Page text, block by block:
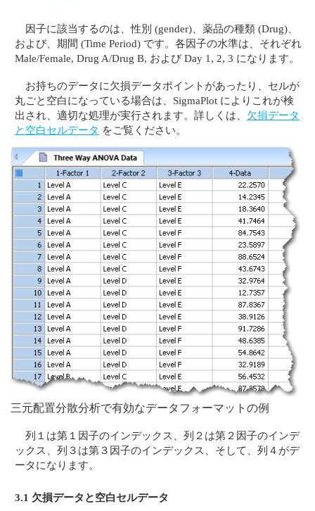
因子に該当するのは、性別 (gender)、薬品の種類 (Drug)、
および、期間 (Time Period) です。各因子の水準は、それぞれ
Male/Female, Drug A/Drug B, および Day 1, 2, 3 になります。
お持ちのデータに欠損データポイントがあったり、セルが
丸ごと空白になっている場合は、SigmaPlot によりこれが検
出され、適切な処理が実行されます。詳しくは、 欠損データ
と空白セルデータ をご覧ください。
三元配置分散分析で有効なデータフォーマットの例
列１は第１因子のインデックス、列２は第２因子のインデ
ックス、列３は第３因子のインデックス、そして、列４がデ
ータになります。
3.1 欠損データと空白セルデータ